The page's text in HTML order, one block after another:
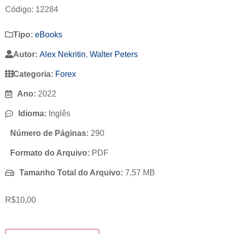
Código: 12284
Tipo: eBooks
Autor: Alex Nekritin, Walter Peters
Categoria: Forex
Ano: 2022
Idioma: Inglês
Número de Páginas: 290
Formato do Arquivo: PDF
Tamanho Total do Arquivo: 7,57 MB
R$10,00